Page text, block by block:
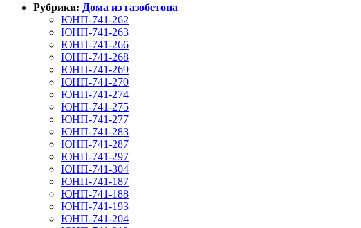
Рубрики: Дома из газобетона
ЮНП-741-262
ЮНП-741-263
ЮНП-741-266
ЮНП-741-268
ЮНП-741-269
ЮНП-741-270
ЮНП-741-274
ЮНП-741-275
ЮНП-741-277
ЮНП-741-283
ЮНП-741-287
ЮНП-741-297
ЮНП-741-304
ЮНП-741-187
ЮНП-741-188
ЮНП-741-193
ЮНП-741-204